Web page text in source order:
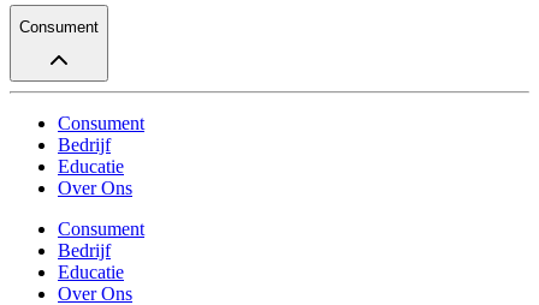
Consument
Consument
Bedrijf
Educatie
Over Ons
Consument
Bedrijf
Educatie
Over Ons